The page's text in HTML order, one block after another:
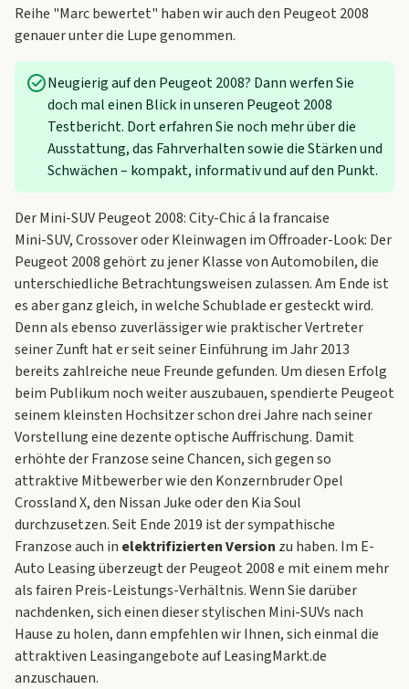
Reihe "Marc bewertet" haben wir auch den Peugeot 2008
genauer unter die Lupe genommen.
Neugierig auf den Peugeot 2008? Dann werfen Sie
doch mal einen Blick in unseren Peugeot 2008
Testbericht. Dort erfahren Sie noch mehr über die
Ausstattung, das Fahrverhalten sowie die Stärken und
Schwächen – kompakt, informativ und auf den Punkt.
Der Mini-SUV Peugeot 2008: City-Chic á la francaise
Mini-SUV, Crossover oder Kleinwagen im Offroader-Look: Der
Peugeot 2008 gehört zu jener Klasse von Automobilen, die
unterschiedliche Betrachtungsweisen zulassen. Am Ende ist
es aber ganz gleich, in welche Schublade er gesteckt wird.
Denn als ebenso zuverlässiger wie praktischer Vertreter
seiner Zunft hat er seit seiner Einführung im Jahr 2013
bereits zahlreiche neue Freunde gefunden. Um diesen Erfolg
beim Publikum noch weiter auszubauen, spendierte Peugeot
seinem kleinsten Hochsitzer schon drei Jahre nach seiner
Vorstellung eine dezente optische Auffrischung. Damit
erhöhte der Franzose seine Chancen, sich gegen so
attraktive Mitbewerber wie den KonzernbruderOpel
Crossland X, den Nissan Jukeoder den Kia Soul
durchzusetzen. Seit Ende 2019 ist der sympathische
Franzose auch in elektrifizierten Version zu haben. Im E-
Auto Leasingüberzeugt der Peugeot 2008 e mit einem mehr
als fairen Preis-Leistungs-Verhältnis. Wenn Sie darüber
nachdenken, sich einen dieser stylischen Mini-SUVs nach
Hause zu holen, dann empfehlen wir Ihnen, sich einmal die
attraktiven Leasingangebote auf LeasingMarkt.de
anzuschauen.